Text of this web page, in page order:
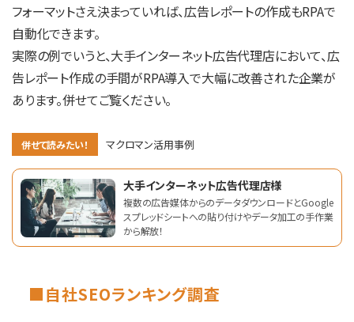
フォーマットさえ決まっていれば、広告レポートの作成もRPAで
自動化できます。
実際の例でいうと、大手インターネット広告代理店において、広
告レポート作成の手間がRPA導入で大幅に改善された企業が
あります。併せてご覧ください。
併せて読みたい！ マクロマン活用事例
大手インターネット広告代理店様
複数の広告媒体からのデータダウンロードとGoogle
スプレッドシートへの貼り付けやデータ加工の手作業
から解放！
■自社SEOランキング調査